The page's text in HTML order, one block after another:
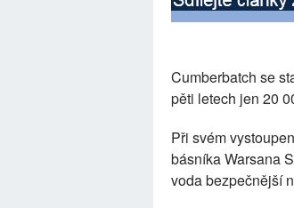
Cumberbatch se
pěti letech jen 20
Při svém
básníka Warsana
voda bezpečnější